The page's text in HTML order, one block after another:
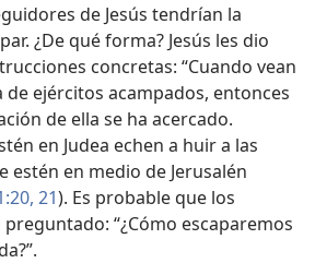
de Jesús tendrían la
¿De qué forma? Jesús les dio
concretas: “Cuando vean
de ejércitos acampados, entonces
de ella se ha acercado.
en Judea echen a huir a las
estén en medio de Jerusalén
21). Es probable que los
“¿Cómo escaparemos